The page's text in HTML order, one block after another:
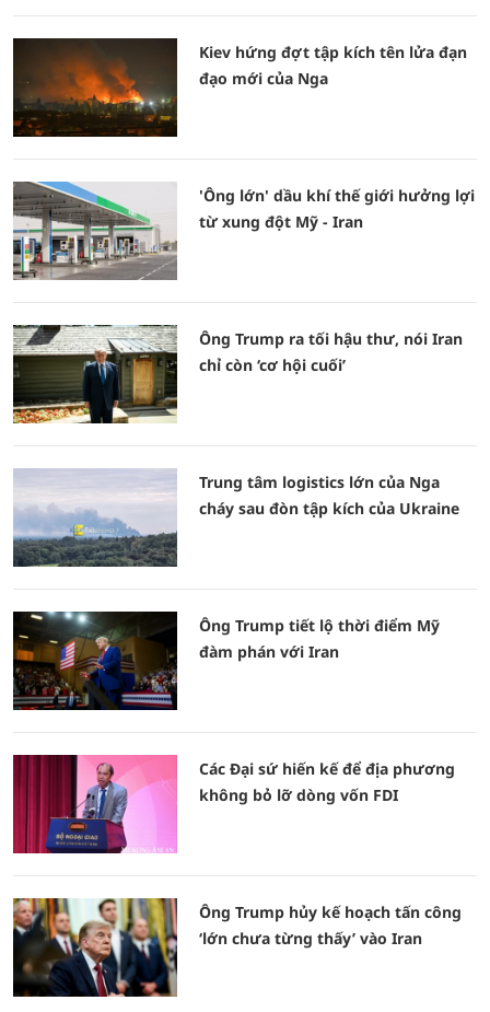
Kiev hứng đợt tập kích tên lửa đạn
đạo mới của Nga
'Ông lớn' dầu khí thế giới hưởng lợi
từ xung đột Mỹ - Iran
Ông Trump ra tối hậu thư, nói Iran
chỉ còn ‘cơ hội cuối’
Trung tâm logistics lớn của Nga
cháy sau đòn tập kích của Ukraine
Ông Trump tiết lộ thời điểm Mỹ
đàm phán với Iran
Các Đại sứ hiến kế để địa phương
không bỏ lỡ dòng vốn FDI
Ông Trump hủy kế hoạch tấn công
‘lớn chưa từng thấy’ vào Iran